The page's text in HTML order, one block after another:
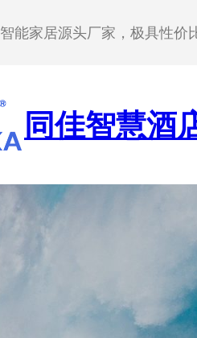
能家居源头厂家，极具性价
同佳智慧酒